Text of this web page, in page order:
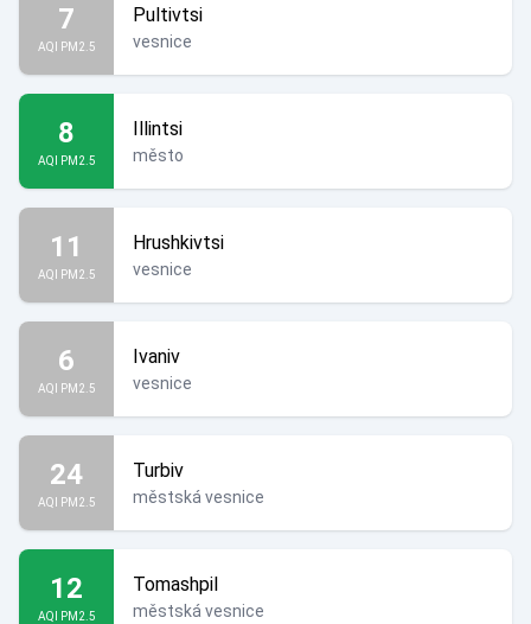
7
AQI PM2.5
Pultivtsi
vesnice
8
AQI PM2.5
Illintsi
město
11
AQI PM2.5
Hrushkivtsi
vesnice
6
AQI PM2.5
Ivaniv
vesnice
24
AQI PM2.5
Turbiv
městská vesnice
12
AQI PM2.5
Tomashpil
městská vesnice